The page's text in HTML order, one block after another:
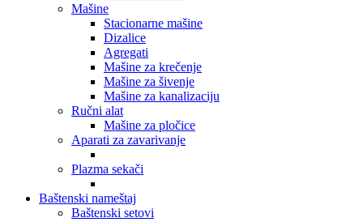
Mašine
Stacionarne mašine
Dizalice
Agregati
Mašine za krečenje
Mašine za šivenje
Mašine za kanalizaciju
Ručni alat
Mašine za pločice
Aparati za zavarivanje
Plazma sekači
Baštenski nameštaj
Baštenski setovi